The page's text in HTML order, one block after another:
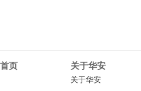
首页 关于华安
关于华安